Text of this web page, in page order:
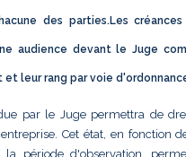
des parties.Les
audience devant le Juge
et leur rang par voie
par le Juge permettra de
Cet état, en fonction
période d'observation,